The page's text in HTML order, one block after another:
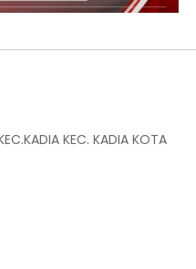
KEC. KADIA KOTA